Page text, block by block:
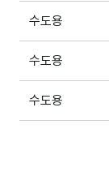
수도용
수도용
수도용